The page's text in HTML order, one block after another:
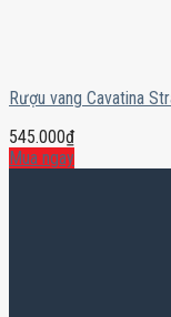
Rượu vang Cavatina
545.000₫
Mua ngay